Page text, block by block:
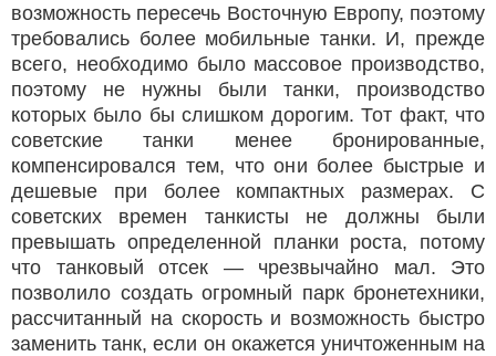
возможность пересечь Восточную Европу, поэтому
требовались более мобильные танки. И, прежде
всего, необходимо было массовое производство,
поэтому не нужны были танки, производство
которых было бы слишком дорогим. Тот факт, что
советские танки менее бронированные,
компенсировался тем, что они более быстрые и
дешевые при более компактных размерах. С
советских времен танкисты не должны были
превышать определенной планки роста, потому
что танковый отсек — чрезвычайно мал. Это
позволило создать огромный парк бронетехники,
рассчитанный на скорость и возможность быстро
заменить танк, если он окажется уничтоженным на